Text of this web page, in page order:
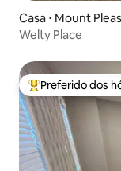
Casa ⋅ Mount
Welty Place
Entre os
Preferido dos